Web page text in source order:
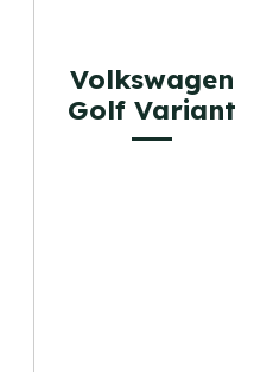
Volkswagen
Golf Variant